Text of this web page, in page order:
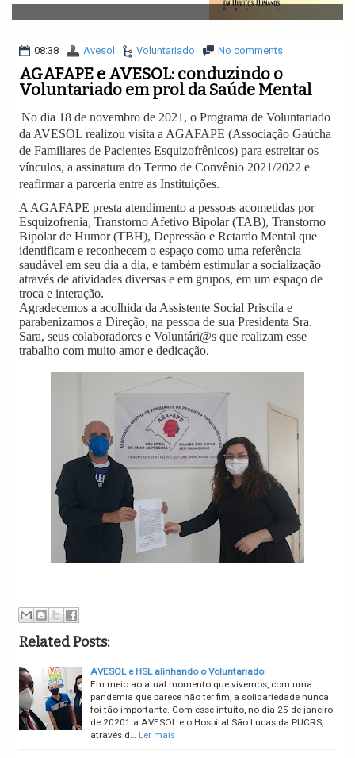
v
i
a
i
o
08:38 Avesol Voluntariado No comments
AGAFAPE e AVESOL: conduzindo o
Voluntariado em prol da Saúde Mental
No dia 18 de novembro de 2021, o Programa de Voluntariado
da AVESOL realizou visita a AGAFAPE (Associação Gaúcha
de Familiares de Pacientes Esquizofrênicos) para estreitar os
vínculos, a assinatura do Termo de Convênio 2021/2022 e
reafirmar a parceria entre as Instituições.
A AGAFAPE presta atendimento a pessoas acometidas por
Esquizofrenia, Transtorno Afetivo Bipolar (TAB), Transtorno
Bipolar de Humor (TBH), Depressão e Retardo Mental que
identificam e reconhecem o espaço como uma referência
saudável em seu dia a dia, e também estimular a socialização
através de atividades diversas e em grupos, em um espaço de
troca e interação.
Agradecemos a acolhida da Assistente Social Priscila e
parabenizamos a Direção, na pessoa de sua Presidenta Sra.
Sara, seus colaboradores e Voluntári@s que realizam esse
trabalho com muito amor e dedicação.
Related Posts:
AVESOL e HSL alinhando o Voluntariado
Em meio ao atual momento que vivemos, com uma
pandemia que parece não ter fim, a solidariedade nunca
foi tão importante. Com esse intuito, no dia 25 de janeiro
de 20201 a AVESOL e o Hospital São Lucas da PUCRS,
através d… Ler mais